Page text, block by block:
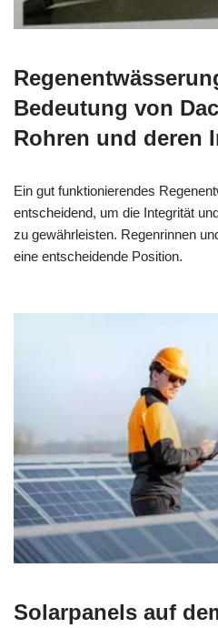
Bedeutung von
Rohren und deren
Ein gut funktionierendes
entscheidend, um die Integrität
zu gewährleisten. Regenrinnen
eine entscheidende Position.
Solarpanels auf